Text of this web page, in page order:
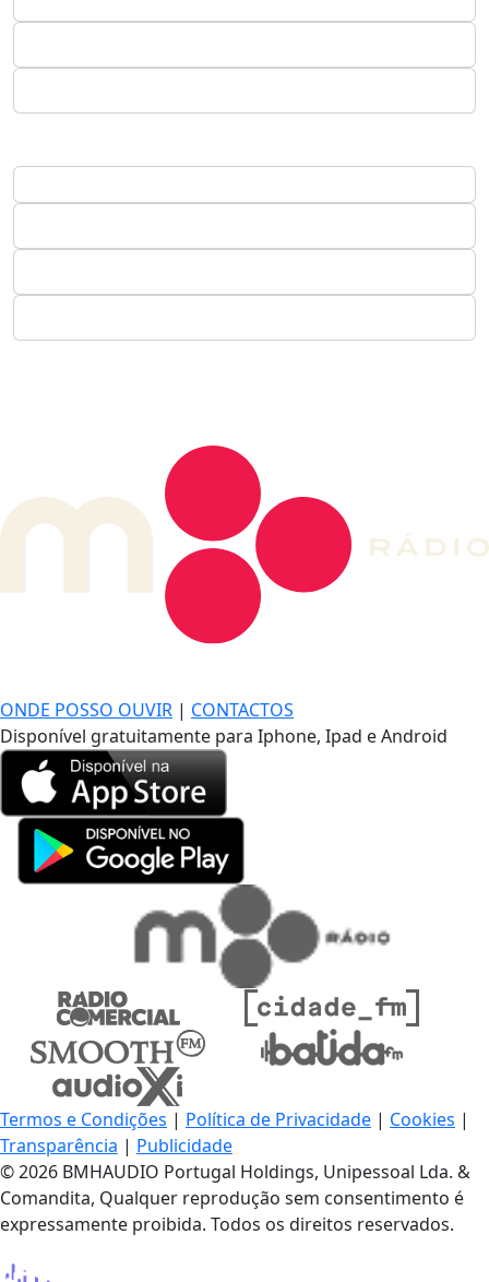
ONDE POSSO OUVIR | CONTACTOS
Disponível gratuitamente para Iphone, Ipad e Android
Termos e Condições | Política de Privacidade | Cookies |
Transparência | Publicidade
© 2026 BMHAUDIO Portugal Holdings, Unipessoal Lda. &
Comandita, Qualquer reprodução sem consentimento é
expressamente proibida. Todos os direitos reservados.